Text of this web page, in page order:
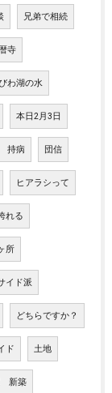
兄弟で相続
寺
わ湖の水
本日2月3日
持病 団信
ヒアラシって
れる
所
イド派
どちらですか？
ド 土地
新築